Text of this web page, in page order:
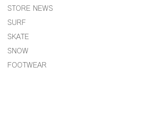
STORE NEWS
SURF
SKATE
SNOW
FOOTWEAR